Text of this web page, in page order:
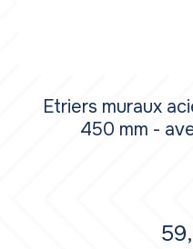
Etriers muraux
450 mm -